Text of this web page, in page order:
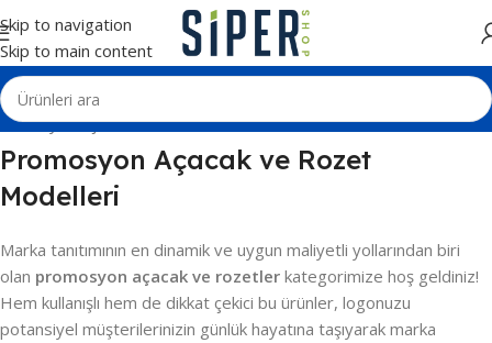
Skip to navigation
Skip to main content
Ana Sayfa Açacaklar ve Rozetler
Promosyon Açacak ve Rozet
Modelleri
Marka tanıtımının en dinamik ve uygun maliyetli yollarından biri
olan promosyon açacak ve rozetler kategorimize hoş geldiniz!
Hem kullanışlı hem de dikkat çekici bu ürünler, logonuzu
potansiyel müşterilerinizin günlük hayatına taşıyarak marka